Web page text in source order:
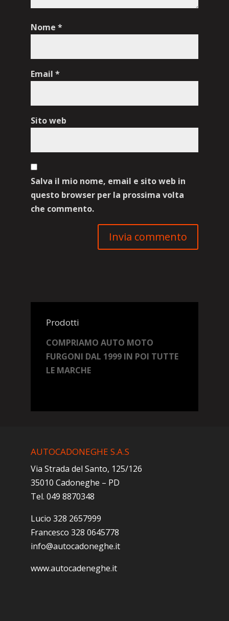
Nome *
Email *
Sito web
Salva il mio nome, email e sito web in
questo browser per la prossima volta
che commento.
Prodotti
COMPRIAMO AUTO MOTO
FURGONI DAL 1999 IN POI TUTTE
LE MARCHE
AUTOCADONEGHE S.A.S
Via Strada del Santo, 125/126
35010 Cadoneghe – PD
Tel. 049 8870348
Lucio 328 2657999
Francesco 328 0645778
info@autocadoneghe.it
www.autocadeneghe.it